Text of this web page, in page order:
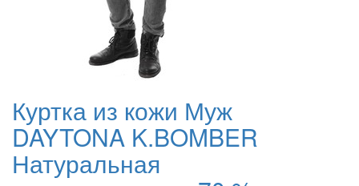
Куртка из кожи Муж
DAYTONA K.BOMBER
Натуральная